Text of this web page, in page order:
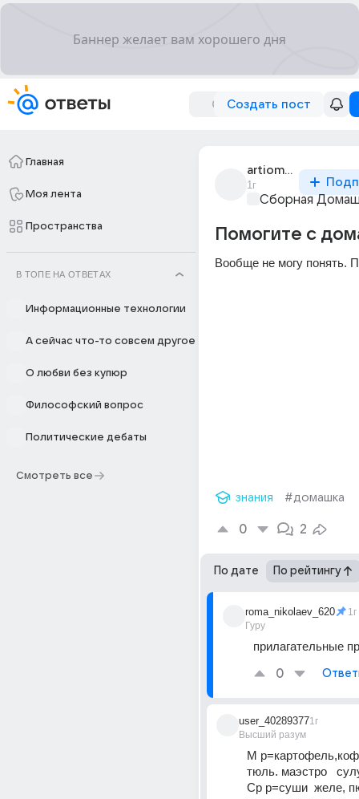
Создать пост
Главная
Моя лента
Пространства
В ТОПЕ НА ОТВЕТАХ
Информационные технологии
А сейчас что-то совсем другое
О любви без купюр
Философский вопрос
Политические дебаты
Смотреть все
artiom_sysoev_310
1г
Сборная
Помогите с
Вообще не могу понять.
знания #домашка
0 2
По дате По рейтингу
roma_nikolaev_620
Гуру
1г
прилагательные
0
user_40289377
Высший разум
1г
М
тюль. маэстро
Ср р=суши  желе,